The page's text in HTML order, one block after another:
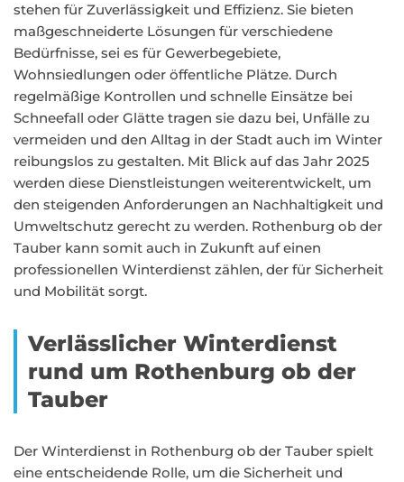
stehen für Zuverlässigkeit und Effizienz. Sie bieten
maßgeschneiderte Lösungen für verschiedene
Bedürfnisse, sei es für Gewerbegebiete,
Wohnsiedlungen oder öffentliche Plätze. Durch
regelmäßige Kontrollen und schnelle Einsätze bei
Schneefall oder Glätte tragen sie dazu bei, Unfälle zu
vermeiden und den Alltag in der Stadt auch im Winter
reibungslos zu gestalten. Mit Blick auf das Jahr 2025
werden diese Dienstleistungen weiterentwickelt, um
den steigenden Anforderungen an Nachhaltigkeit und
Umweltschutz gerecht zu werden. Rothenburg ob der
Tauber kann somit auch in Zukunft auf einen
professionellen Winterdienst zählen, der für Sicherheit
und Mobilität sorgt.
Verlässlicher Winterdienst
rund um Rothenburg ob der
Tauber
Der Winterdienst in Rothenburg ob der Tauber spielt
eine entscheidende Rolle, um die Sicherheit und